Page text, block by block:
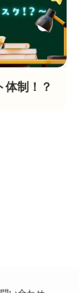
体制！？